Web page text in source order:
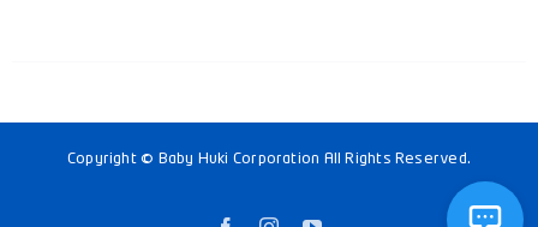
Copyright © Baby Huki Corporation All Rights Reserved.